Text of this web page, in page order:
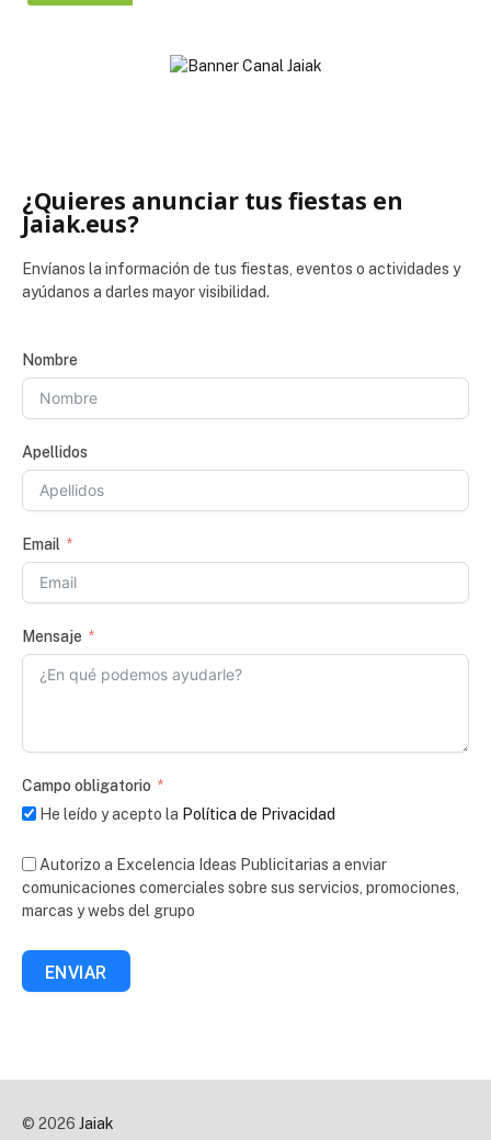
¿Quieres anunciar tus fiestas en
Jaiak.eus?
Envíanos la información de tus fiestas, eventos o actividades y
ayúdanos a darles mayor visibilidad.
Nombre
Apellidos
Email
Mensaje
Campo obligatorio
He leído y acepto la Política de Privacidad
Autorizo a Excelencia Ideas Publicitarias a enviar
comunicaciones comerciales sobre sus servicios, promociones,
marcas y webs del grupo
ENVIAR
© 2026 Jaiak